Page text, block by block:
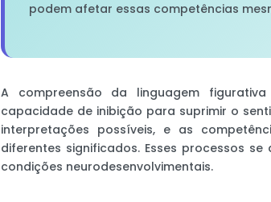
podem afetar essas competências
A compreensão da linguagem
capacidade de inibição para suprimir o
interpretações possíveis, e as
diferentes significados. Esses processos
condições neurodesenvolvimentais.